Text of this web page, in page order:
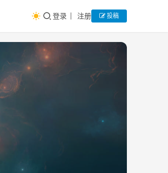
登录 注册 投稿